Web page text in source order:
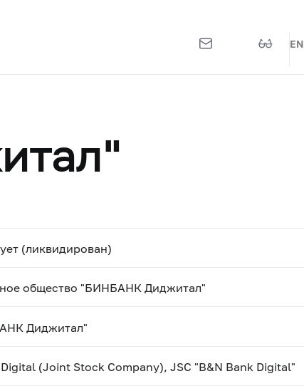
EN
(ликвидирован)
общество "БИНБАНК Диджитал"
Диджитал"
(Joint Stock Company), JSC "B&N Bank Digital"